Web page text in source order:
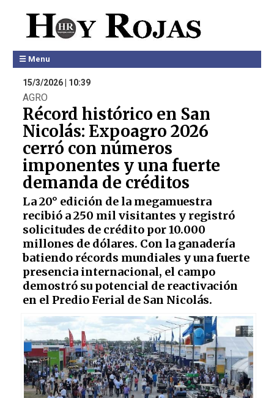
☰ Menu
15/3/2026 | 10:39
AGRO
Récord histórico en San
Nicolás: Expoagro 2026
cerró con números
imponentes y una fuerte
demanda de créditos
La 20° edición de la megamuestra
recibió a 250 mil visitantes y registró
solicitudes de crédito por 10.000
millones de dólares. Con la ganadería
batiendo récords mundiales y una fuerte
presencia internacional, el campo
demostró su potencial de reactivación
en el Predio Ferial de San Nicolás.